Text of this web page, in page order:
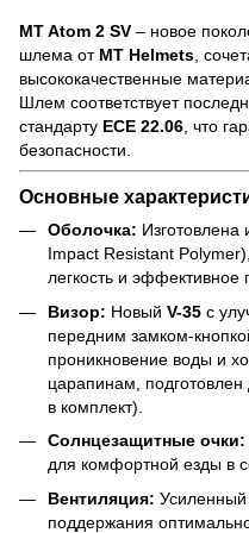
MT Atom 2 SV – новое
шлема от MT Helmets ,
высококачественные
Шлем соответствует
стандарту ECE 22.06 , что
безопасности.
Основные
Оболочка: Изготовлена
Impact Resistant
легкость и эффективное
Визор: Новый V-35 с
передним замком-
проникновение воды и
царапинам, подготовлен
в комплект).
Солнцезащитные очки:
для комфортной езды в
Вентиляция: Усиленный
поддержания